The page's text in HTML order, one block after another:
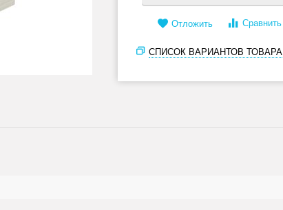
Отложить Сравнить
СПИСОК ВАРИАНТОВ ТОВАРА